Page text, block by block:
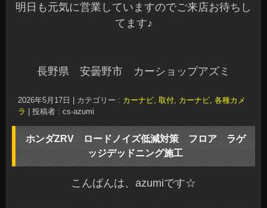
明日も元気に営業していますのでご来店お待ちし
てます♪
長野県 安曇野市 カーショップアズミ
2026年5月17日 | カテゴリー : カーナビ 取付 カーナビ, 各種カメ
ラ | 投稿者 : cs-azumi
ホンダZRV ロードノイズ低減対策 フロア ラゲ
ッジデッドニング施工
こんばんは、azumiです☆